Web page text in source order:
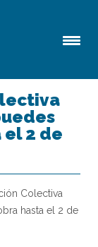
2 de
Colectiva
hasta el 2 de